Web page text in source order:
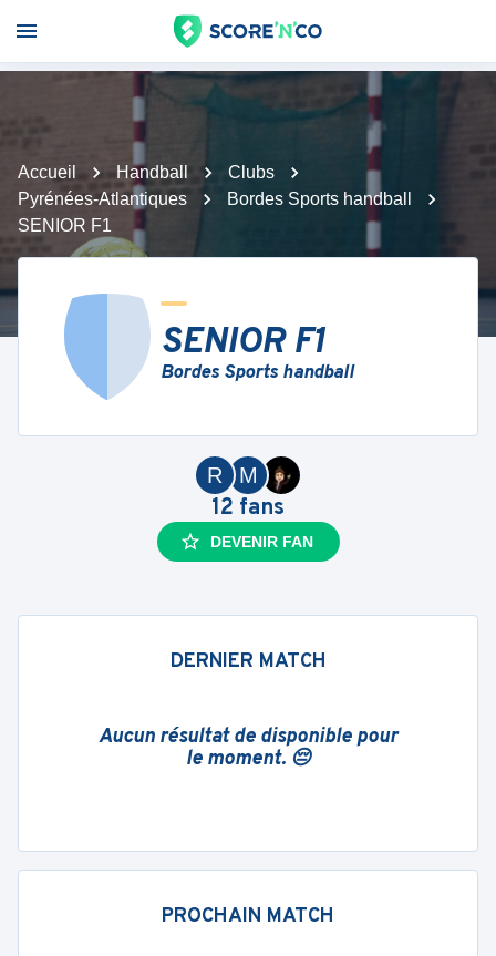
Accueil Handball
Clubs
Pyrénées-Atlantiques
Bordes Sports handball
SENIOR F1
SENIOR F1
Bordes Sports handball
M
R
12 fans
DEVENIR FAN
DERNIER MATCH
Aucun résultat de disponible pour
le moment. 😔
PROCHAIN MATCH